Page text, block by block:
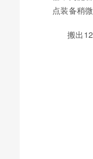
点装备稍
搬出